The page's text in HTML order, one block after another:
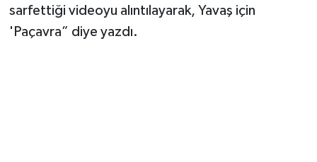
sarfettiği videoyu alıntılayarak, Yavaş için
'Paçavra” diye yazdı.